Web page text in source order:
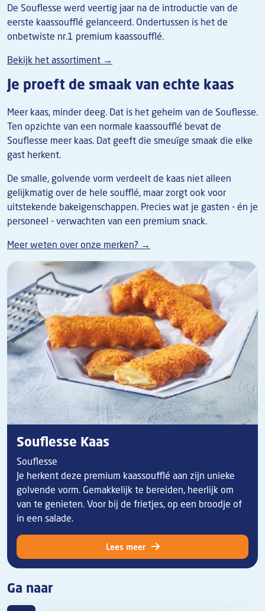
De Souflesse werd veertig jaar na de introductie van de
eerste kaassoufflé gelanceerd. Ondertussen is het de
onbetwiste nr.1 premium kaassoufflé.
Bekijk het assortiment →
Je proeft de smaak van echte kaas
Meer kaas, minder deeg. Dat is het geheim van de Souflesse.
Ten opzichte van een normale kaassoufflé bevat de
Souflesse meer kaas. Dat geeft die smeuïge smaak die elke
gast herkent.
De smalle, golvende vorm verdeelt de kaas niet alleen
gelijkmatig over de hele soufflé, maar zorgt ook voor
uitstekende bakeigenschappen. Precies wat je gasten - én je
personeel - verwachten van een premium snack.
Meer weten over onze merken? →
Souflesse Kaas
Souflesse
Je herkent deze premium kaassoufflé aan zijn unieke
golvende vorm. Gemakkelijk te bereiden, heerlijk om
van te genieten. Voor bij de frietjes, op een broodje of
in een salade.
Lees meer
Ga naar